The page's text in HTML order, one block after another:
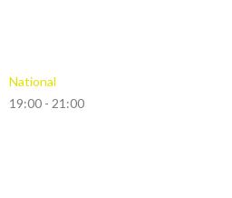
National
19:00 - 21:00